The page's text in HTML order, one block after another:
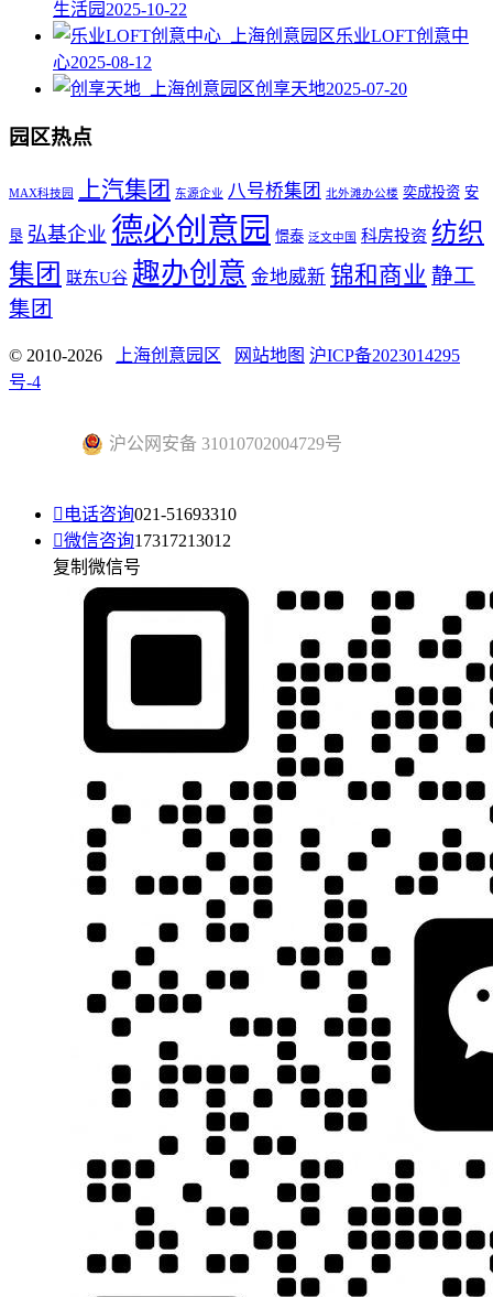
生活园 2025-10-22
乐业LOFT创意中
心2025-08-12
创享天地2025-07-20
园区热点
MAX科技园 上汽集团 东源企业 八号桥集团 北外滩办公楼 奕成投资 安
垦 弘基企业 德必创意园 憬泰 泛文中国 科房投资 纺织
集团 联东U谷 趣办创意 金地威新 锦和商业 静工
集团
© 2010-2026 上海创意园区 网站地图 沪ICP备2023014295
号-4
沪公网安备 31010702004729号
 电话咨询021-51693310
微信咨询17317213012
复制微信号